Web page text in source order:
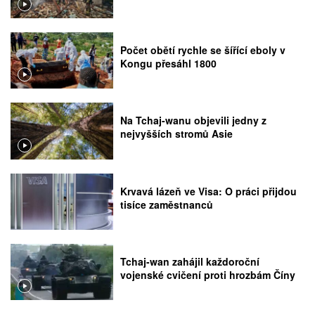
Počet obětí rychle se šířící eboly v
Kongu přesáhl 1800
Na Tchaj-wanu objevili jedny z
nejvyšších stromů Asie
Krvavá lázeň ve Visa: O práci přijdou
tisíce zaměstnanců
Tchaj-wan zahájil každoroční
vojenské cvičení proti hrozbám Číny